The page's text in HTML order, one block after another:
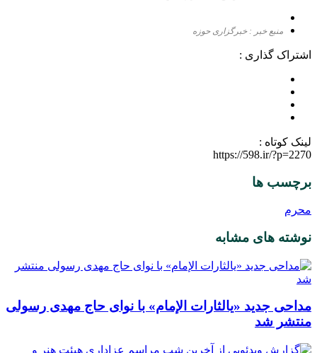
منبع خبر : خبرگزاری حوزه
اشتراک گذاری :
لینک کوتاه :
https://598.ir/?p=2270
برچسب ها
محرم
نوشته های مشابه
مداحی جدید «یالثارات الإمام» با نوای حاج مهدی رسولی
منتشر شد